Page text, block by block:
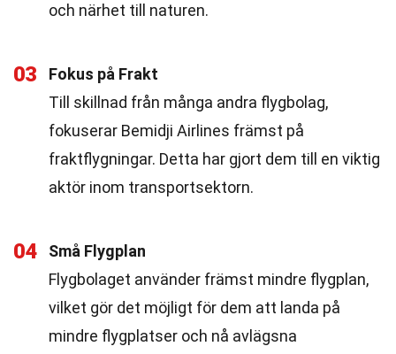
och närhet till naturen.
03
Fokus på Frakt
Till skillnad från många andra flygbolag,
fokuserar Bemidji Airlines främst på
fraktflygningar. Detta har gjort dem till en viktig
aktör inom transportsektorn.
04
Små Flygplan
Flygbolaget använder främst mindre flygplan,
vilket gör det möjligt för dem att landa på
mindre flygplatser och nå avlägsna